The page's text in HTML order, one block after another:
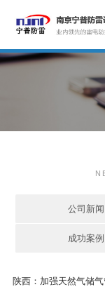
公司新闻
成功案例
陕西：加强天然气储